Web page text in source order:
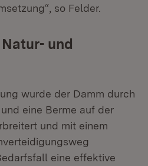
so Felder.
und
wurde der Damm durch
eine Berme auf der
und mit einem
eine effektive